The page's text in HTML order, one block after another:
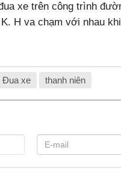
xe trên công trình
H va chạm với nhau
Đua xe thanh niên